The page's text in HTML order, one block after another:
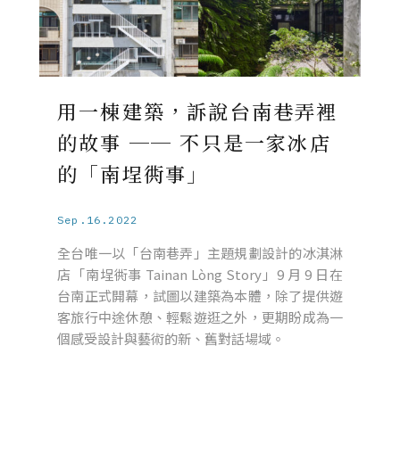
用一棟建築，訴說台南巷弄裡
的故事 ── 不只是一家冰店
的「南埕衖事」
Sep.16.2022
全台唯一以「台南巷弄」主題規劃設計的冰淇淋
店「南埕衖事 Tainan Lòng Story」9 月 9 日在
台南正式開幕，試圖以建築為本體，除了提供遊
客旅行中途休憩、輕鬆遊逛之外，更期盼成為一
個感受設計與藝術的新、舊對話場域。